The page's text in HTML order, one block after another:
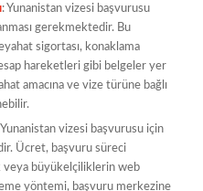
: Yunanistan vizesi başvurusu
gerekmektedir. Bu
sigortası, konaklama
hareketleri gibi belgeler yer
amacına ve vize türüne bağlı
vizesi başvurusu için
Ücret, başvuru süreci
veya büyükelçiliklerin web
yöntemi, başvuru merkezine